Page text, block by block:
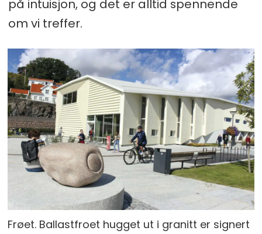
på intuisjon, og det er alltid spennende
om vi treffer.
Frøet. Ballastfroet hugget ut i granitt er signert